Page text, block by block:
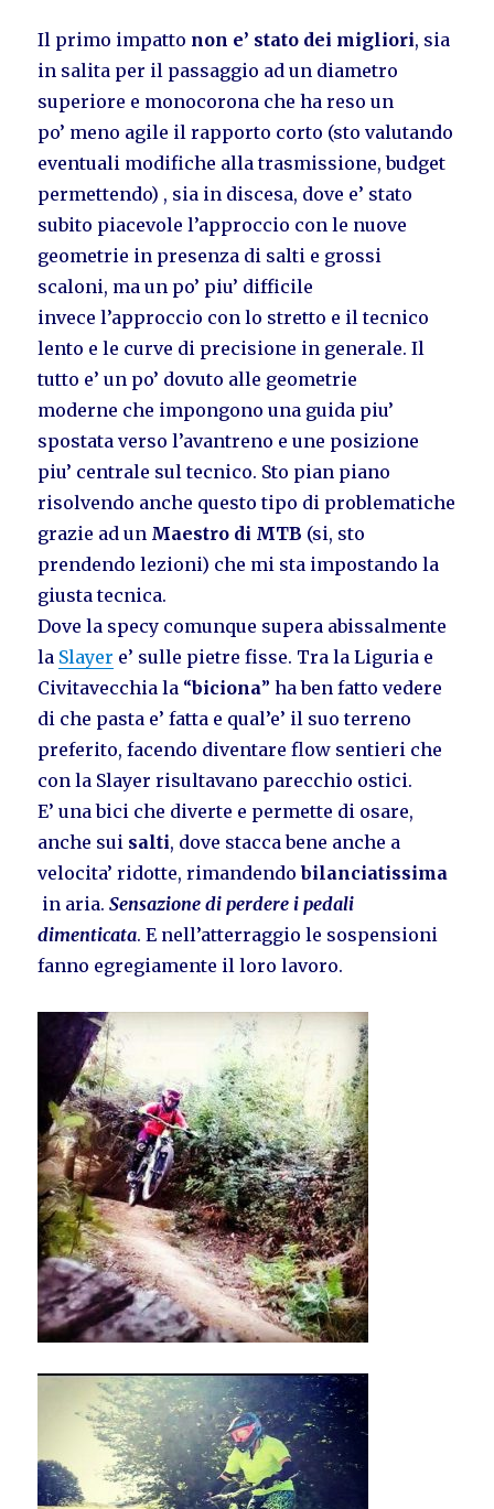
Il primo impatto non e’ stato dei migliori, sia
in salita per il passaggio ad un diametro
superiore e monocorona che ha reso un
po’ meno agile il rapporto corto (sto valutando
eventuali modifiche alla trasmissione, budget
permettendo) , sia in discesa, dove e’ stato
subito piacevole l’approccio con le nuove
geometrie in presenza di salti e grossi
scaloni, ma un po’ piu’ difficile
invece l’approccio con lo stretto e il tecnico
lento e le curve di precisione in generale. Il
tutto e’ un po’ dovuto alle geometrie
moderne che impongono una guida piu’
spostata verso l’avantreno e une posizione
piu’ centrale sul tecnico. Sto pian piano
risolvendo anche questo tipo di problematiche
grazie ad un Maestro di MTB (si, sto
prendendo lezioni) che mi sta impostando la
giusta tecnica.
Dove la specy comunque supera abissalmente
la Slayer e’ sulle pietre fisse. Tra la Liguria e
Civitavecchia la “biciona” ha ben fatto vedere
di che pasta e’ fatta e qual’e’ il suo terreno
preferito, facendo diventare flow sentieri che
con la Slayer risultavano parecchio ostici.
E’ una bici che diverte e permette di osare,
anche sui salti, dove stacca bene anche a
velocita’ ridotte, rimandendobilanciatissima
in aria.Sensazione di perdere i pedali
dimenticata. E nell’atterraggio le sospensioni
fanno egregiamente il loro lavoro.